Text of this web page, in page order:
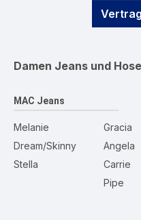
Damen Jeans und
MAC Jeans
Melanie
Dream/Skinny
Stella
Gracia
Angela
Carrie
Pipe